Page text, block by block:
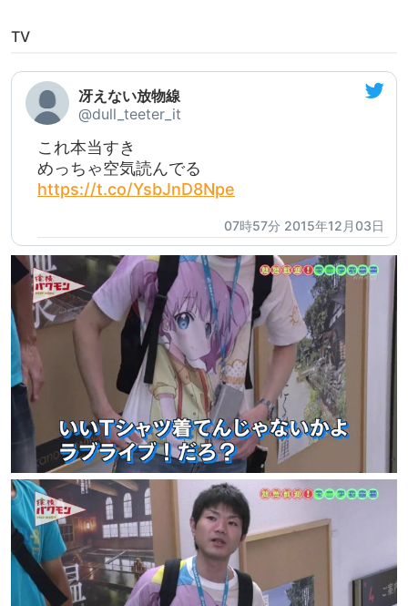
TV
冴えない放物線
@dull_teeter_it
これ本当すき
めっちゃ空気読んでる
https://t.co/YsbJnD8Npe
07時57分 2015年12月03日